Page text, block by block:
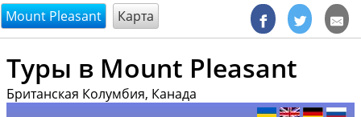
@endsectiom
Mount Pleasant Карта
Туры в Mount Pleasant
Британская Колумбия, Канада